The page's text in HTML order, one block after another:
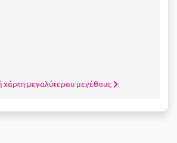
μεγαλύτερου μεγέθους